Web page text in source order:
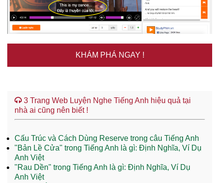
KHÁM PHÁ NGAY !
3 Trang Web Luyện Nghe Tiếng Anh hiệu quả tại
nhà ai cũng nên biết !
Cấu Trúc và Cách Dùng Reserve trong câu Tiếng Anh
"Bản Lề Cửa" trong Tiếng Anh là gì: Định Nghĩa, Ví Dụ
Anh Việt
"Rau Dền" trong Tiếng Anh là gì: Định Nghĩa, Ví Dụ
Anh Việt